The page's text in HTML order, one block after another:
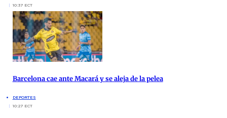
10:37 ECT
Barcelona cae ante Macará y se aleja de la pelea
DEPORTES
10:27 ECT